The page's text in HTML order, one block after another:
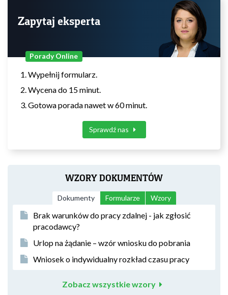
Zapytaj eksperta
Porady Online
Wypełnij formularz.
Wycena do 15 minut.
Gotowa porada nawet w 60 minut.
Sprawdź nas
WZORY DOKUMENTÓW
Dokumenty Formularze Wzory
Brak warunków do pracy zdalnej - jak zgłosić
pracodawcy?
Urlop na żądanie – wzór wniosku do pobrania
Wniosek o indywidualny rozkład czasu pracy
Zobacz wszystkie wzory